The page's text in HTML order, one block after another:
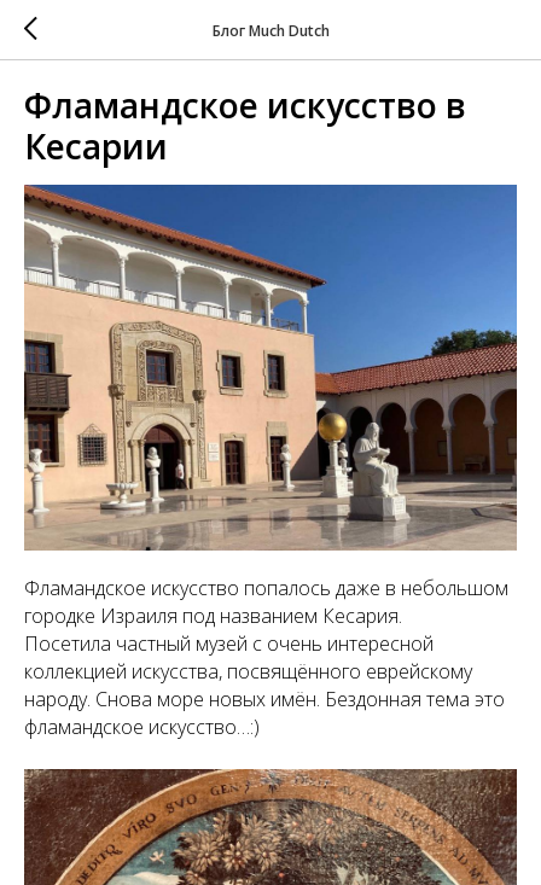
Блог Much Dutch
Фламандское искусство в
Кесарии
Фламандское искусство попалось даже в небольшом
городке Израиля под названием Кесария.
Посетила частный музей с очень интересной
коллекцией искусства, посвящённого еврейскому
народу. Снова море новых имён. Бездонная тема это
фламандское искусство…:)